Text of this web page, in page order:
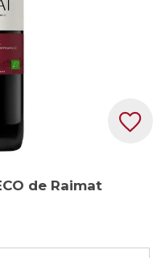
de Raimat